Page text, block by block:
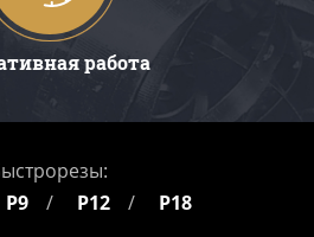
работа
Р9 Р12 Р18